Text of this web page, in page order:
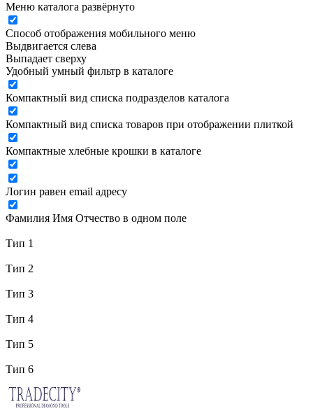
Меню каталога развёрнуто
Способ отображения мобильного меню
Выдвигается слева
Выпадает сверху
Удобный умный фильтр в каталоге
Компактный вид списка подразделов каталога
Компактный вид списка товаров при отображении плиткой
Компактные хлебные крошки в каталоге
Логин равен email адресу
Фамилия Имя Отчество в одном поле
Тип 1
Тип 2
Тип 3
Тип 4
Тип 5
Тип 6